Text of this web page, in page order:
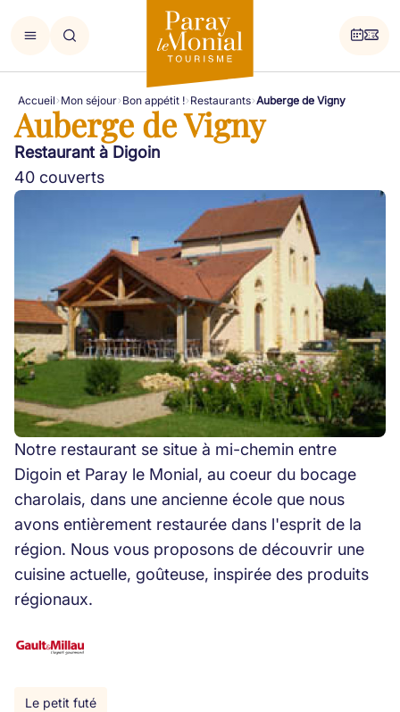
Accueil Mon séjour Bon appétit ! Restaurants Auberge de Vigny
Auberge de Vigny
Restaurant à Digoin
40 couverts
Notre restaurant se situe à mi-chemin entre
Digoin et Paray le Monial, au coeur du bocage
charolais, dans une ancienne école que nous
avons entièrement restaurée dans l'esprit de la
région. Nous vous proposons de découvrir une
cuisine actuelle, goûteuse, inspirée des produits
régionaux.
Le petit futé